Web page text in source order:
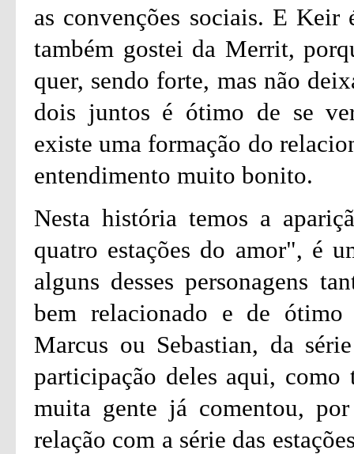
as convenções sociais. E
também gostei da Merrit,
quer, sendo forte, mas não
dois juntos é ótimo de se
existe uma formação do
entendimento muito bonito.
Nesta história temos a
quatro estações do amor", é
alguns desses personagens
bem relacionado e de
Marcus ou Sebastian, da
participação deles aqui, como
muita gente já comentou,
relação com a série das